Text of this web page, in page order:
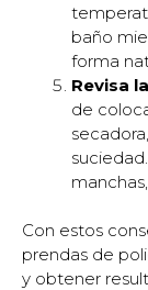
baño
forma
Revisa
de
Con estos
prendas de
y obtener